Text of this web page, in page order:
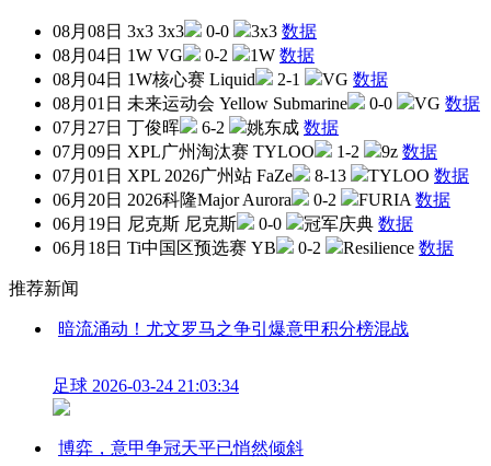
08月08日 3x3 3x3 0-0 3x3 数据
08月04日 1W VG 0-2 1W 数据
08月04日 1W核心赛 Liquid 2-1 VG 数据
08月01日 未来运动会 Yellow Submarine 0-0 VG 数据
07月27日 丁俊晖 6-2 姚东成 数据
07月09日 XPL广州淘汰赛 TYLOO 1-2 9z 数据
07月01日 XPL 2026广州站 FaZe 8-13 TYLOO 数据
06月20日 2026科隆Major Aurora 0-2 FURIA 数据
06月19日 尼克斯 尼克斯 0-0 冠军庆典 数据
06月18日 Ti中国区预选赛 YB 0-2 Resilience 数据
推荐新闻
暗流涌动！尤文罗马之争引爆意甲积分榜混战
足球 2026-03-24 21:03:34
博弈，意甲争冠天平已悄然倾斜